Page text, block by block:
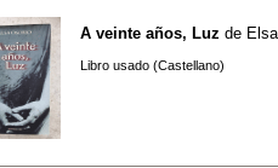
A veinte años, Luz de
Libro usado (Castellano)